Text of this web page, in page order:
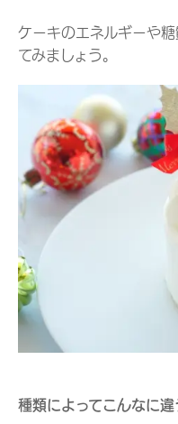
ケーキのエネルギーや
てみましょう。
種類によってこんなに